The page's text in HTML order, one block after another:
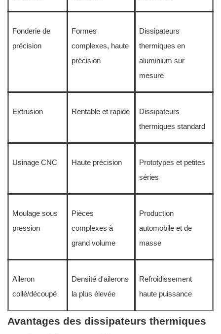
Fonderie de
précision
Formes
complexes, haute
précision
Dissipateurs
thermiques en
aluminium sur
mesure
Extrusion Rentable et rapide
Dissipateurs
thermiques standard
Usinage CNC Haute précision
Prototypes et petites
séries
Moulage sous
pression
Pièces
complexes à
grand volume
Production
automobile et de
masse
Aileron
collé/découpé
Densité d'ailerons
la plus élevée
Refroidissement
haute puissance
Avantages des dissipateurs thermiques